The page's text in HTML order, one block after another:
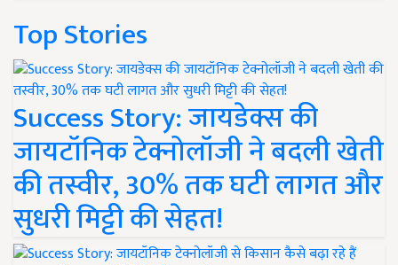
Top Stories
Success Story: जायडेक्स की
जायटॉनिक टेक्नोलॉजी ने बदली खेती
की तस्वीर, 30% तक घटी लागत और
सुधरी मिट्टी की सेहत!